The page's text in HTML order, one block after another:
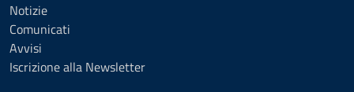
Notizie
Comunicati
Avvisi
Iscrizione alla Newsletter